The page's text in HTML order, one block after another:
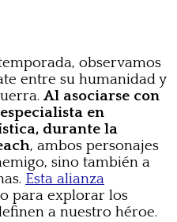
observamos
entre su humanidad y
Al asociarse con
en
durante la
, ambos personajes
sino también a
Esta alianza
para explorar los
a nuestro héroe.